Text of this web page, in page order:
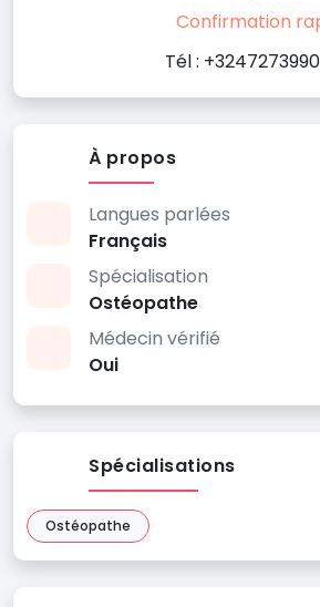
Confirmation
Tél :
À propos
Langues parlées
Français
Spécialisation
Ostéopathe
Médecin vérifié
Oui
Spécialisations
Ostéopathe